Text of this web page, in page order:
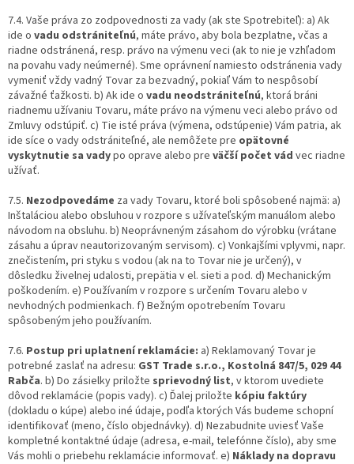
7.4. Vaše práva zo zodpovednosti za vady (ak ste Spotrebiteľ): a) Ak
ide o vadu odstrániteľnú, máte právo, aby bola bezplatne, včas a
riadne odstránená, resp. právo na výmenu veci (ak to nie je vzhľadom
na povahu vady neúmerné). Sme oprávnení namiesto odstránenia vady
vymeniť vždy vadný Tovar za bezvadný, pokiaľ Vám to nespôsobí
závažné ťažkosti. b) Ak ide o vadu neodstrániteľnú, ktorá bráni
riadnemu užívaniu Tovaru, máte právo na výmenu veci alebo právo od
Zmluvy odstúpiť. c) Tie isté práva (výmena, odstúpenie) Vám patria, ak
ide síce o vady odstrániteľné, ale nemôžete pre opätovné
vyskytnutie sa vadypo oprave alebo pre väčší počet vád vec riadne
užívať.
7.5. Nezodpovedáme za vady Tovaru, ktoré boli spôsobené najmä: a)
Inštaláciou alebo obsluhou v rozpore s užívateľským manuálom alebo
návodom na obsluhu. b) Neoprávneným zásahom do výrobku (vrátane
zásahu a úprav neautorizovaným servisom). c) Vonkajšími vplyvmi, napr.
znečistením, pri styku s vodou (ak na to Tovar nie je určený), v
dôsledku živelnej udalosti, prepätia v el. sieti a pod. d) Mechanickým
poškodením. e) Používaním v rozpore s určením Tovaru alebo v
nevhodných podmienkach. f) Bežným opotrebením Tovaru
spôsobeným jeho používaním.
7.6. Postup pri uplatnení reklamácie: a) Reklamovaný Tovar je
potrebné zaslať na adresu: GST Trade s.r.o., Kostolná 847/5, 029 44
Rabča. b) Do zásielky priložte sprievodný list, v ktorom uvediete
dôvod reklamácie (popis vady). c) Ďalej priložte kópiu faktúry
(dokladu o kúpe) alebo iné údaje, podľa ktorých Vás budeme schopní
identifikovať (meno, číslo objednávky). d) Nezabudnite uviesť Vaše
kompletné kontaktné údaje (adresa, e-mail, telefónne číslo), aby sme
Vás mohli o priebehu reklamácie informovať. e) Náklady na dopravu